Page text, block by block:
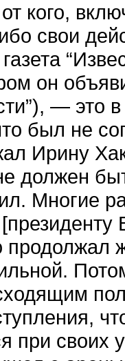
кого,
свои
он
— это в
был не
Ирину
должен
Многие
при